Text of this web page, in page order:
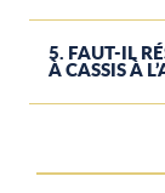
5. FAUT-IL
À CASSIS À